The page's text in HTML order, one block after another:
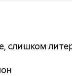
слишком